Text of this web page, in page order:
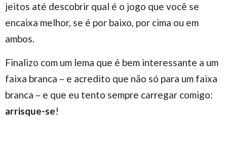
jeitos até descobrir qual é o jogo que você se
encaixa melhor, se é por baixo, por cima ou em
ambos.
Finalizo com um lema que é bem interessante a um
faixa branca – e acredito que não só para um faixa
branca – e que eu tento sempre carregar comigo:
arrisque-se!